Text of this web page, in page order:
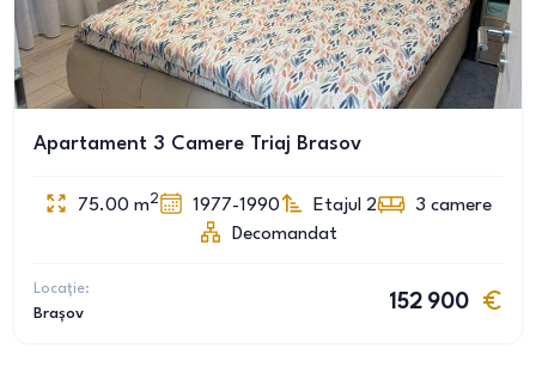
Apartament 3 Camere Triaj Brasov
75.00 m2 1977-1990 Etajul 2 3 camere
Decomandat
Locație:
Brașov
152 900